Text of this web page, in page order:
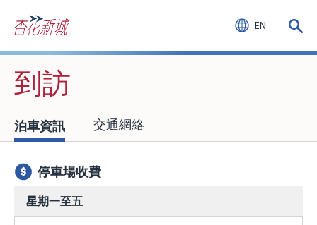
EN
到訪
泊車資訊 交通網絡
停車場收費
星期一至五